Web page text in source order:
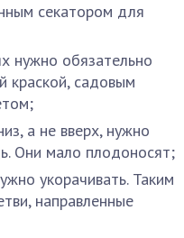
секатором для
нужно обязательно
краской, садовым
а не вверх, нужно
Они мало плодоносят;
укорачивать. Таким
направленные